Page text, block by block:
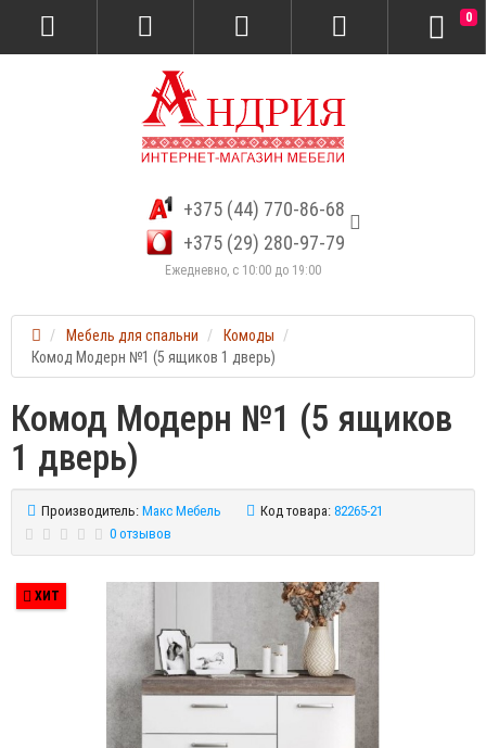
+375 (44) 770-86-68
+375 (29) 280-97-79
Ежедневно, с 10:00 до 19:00
0
Мебель для спальни
Комоды
Комод Модерн №1 (5 ящиков 1 дверь)
Комод Модерн №1 (5 ящиков
1 дверь)
Производитель: Макс Мебель Код товара: 82265-21
0 отзывов
ХИТ